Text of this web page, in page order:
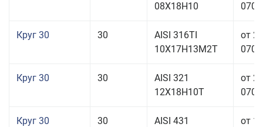
08Х18Н10
Круг 30 30
AISI 316TI
10Х17Н13М2Т
от
Круг 30 30
AISI 321
12Х18Н10Т
от
Круг 30 30
AISI 431
от